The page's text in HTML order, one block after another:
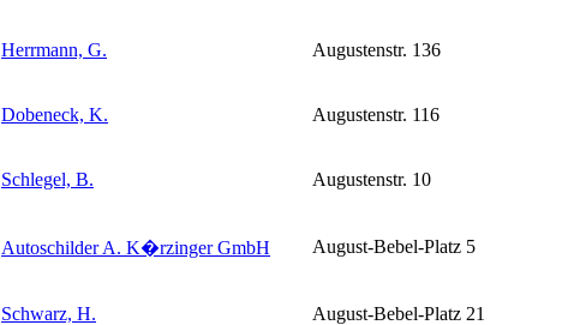
Herrmann, G. Augustenstr. 136
Dobeneck, K. Augustenstr. 116
Schlegel, B. Augustenstr. 10
Autoschilder A. K�rzinger GmbH August-Bebel-Platz 5
Schwarz, H. August-Bebel-Platz 21